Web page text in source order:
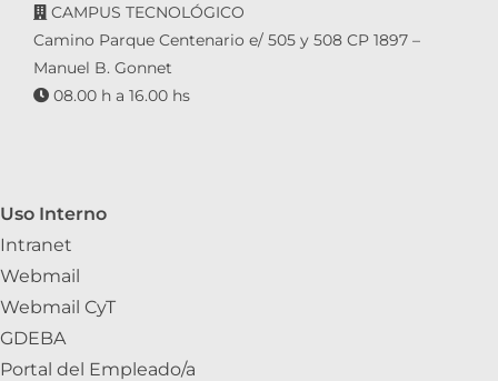
CAMPUS TECNOLÓGICO
Camino Parque Centenario e/ 505 y 508 CP 1897 –
Manuel B. Gonnet
08.00 h a 16.00 hs
Uso Interno
Intranet
Webmail
Webmail CyT
GDEBA
Portal del Empleado/a